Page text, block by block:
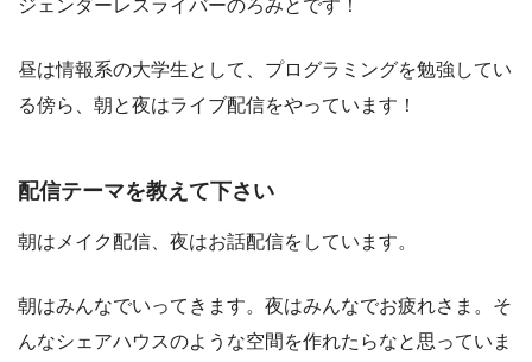
ジェンダーレスライバーのろみとです！
昼は情報系の大学生として、プログラミングを勉強してい
る傍ら、朝と夜はライブ配信をやっています！
配信テーマを教えて下さい
朝はメイク配信、夜はお話配信をしています。
朝はみんなでいってきます。夜はみんなでお疲れさま。そ
んなシェアハウスのような空間を作れたらなと思っていま